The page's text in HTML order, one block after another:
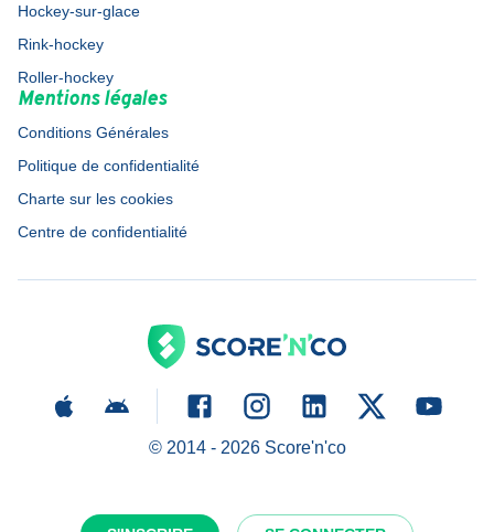
Hockey-sur-glace
Rink-hockey
Roller-hockey
Mentions légales
Conditions Générales
Politique de confidentialité
Charte sur les cookies
Centre de confidentialité
© 2014 - 2026Score'n'co